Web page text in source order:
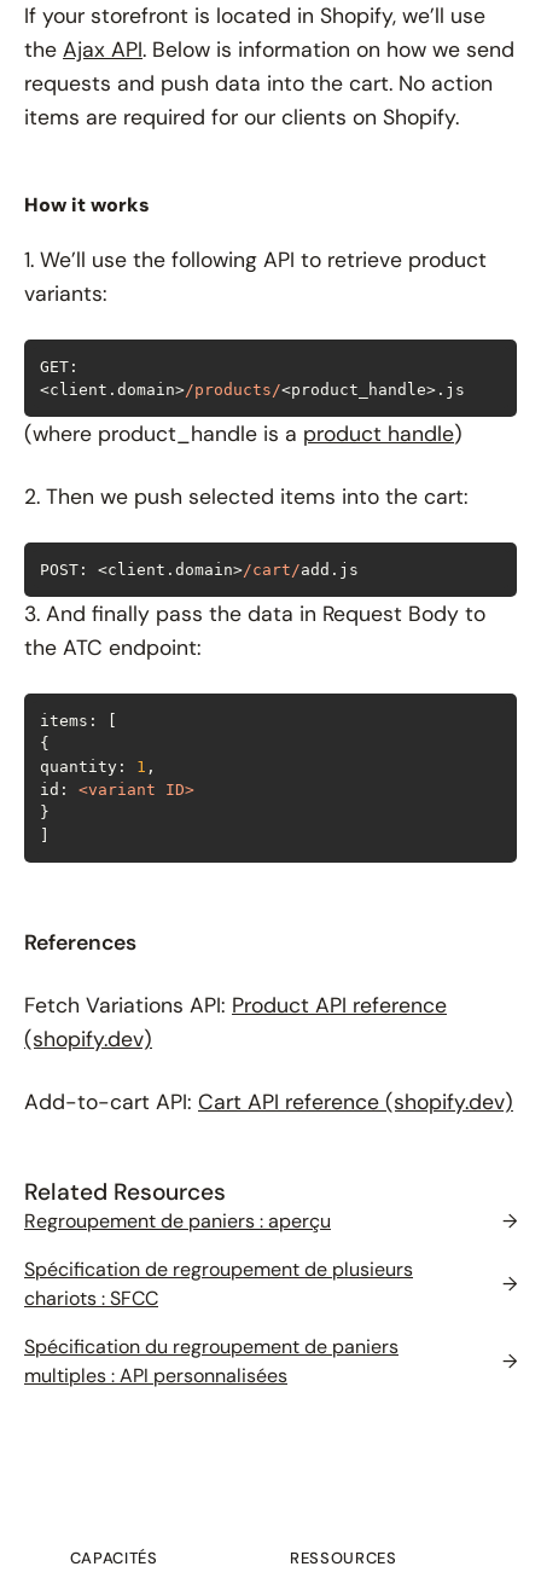
If your storefront is located in Shopify, we’ll use
the Ajax API. Below is information on how we send
requests and push data into the cart. No action
items are required for our clients on Shopify.
How it works
1. We’ll use the following API to retrieve product
variants:
GET:
<client.domain>/products/<product_handle>.js
(where product_handle is a product handle)
2. Then we push selected items into the cart:
POST: <client.domain>/cart/add.js
3. And finally pass the data in Request Body to
the ATC endpoint:
quantity : 1
id : <variant ID>
References
Fetch Variations API: Product API reference
(shopify.dev)
Add-to-cart API: Cart API reference (shopify.dev)
Related Resources
Regroupement de paniers : aperçu
→
Spécification de regroupement de plusieurs
chariots : SFCC
→
Spécification du regroupement de paniers
multiples : API personnalisées
→
CAPACITÉS RESSOURCES